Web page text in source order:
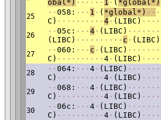
obal*) · · · · · · 1 · ( *global*)
25 · · 058: · · · 1 · ( *global*) · · ·
C) · · · · · · · · · · 4 · (LIBC) · · · ·
26 · · 05c: · · · 4 · (LIBC) · · · · · · ·
(LIBC) · · · · · · · · · · c · (LIBC)
27 · · 060: · · · c · (LIBC) · · · · · · ·
C) · · · · · · · · · · 4 · (LIBC) · · · ·
28 · · 064: · · · 4 · (LIBC) · · · · · · ·
C) · · · · · · · · · · 4 · (LIBC) · · · ·
29 · · 068: · · · 4 · (LIBC) · · · · · · ·
C) · · · · · · · · · · 4 · (LIBC) · · · ·
30 · · 06c: · · · 4 · (LIBC) · · · · · · ·
C) · · · · · · · · · · 4 · (LIBC) · · · ·